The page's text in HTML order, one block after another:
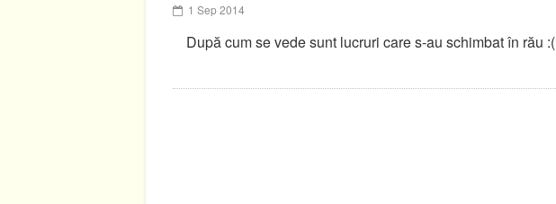
1 Sep 2014
După cum se vede sunt lucruri care s-au schimbat în rău :(